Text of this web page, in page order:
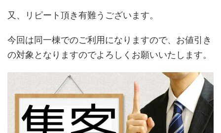
又、リピート頂き有難うございます。
今回は同一棟でのご利用になりますので、お値引き
の対象となりますのでよろしくお願いいたします。